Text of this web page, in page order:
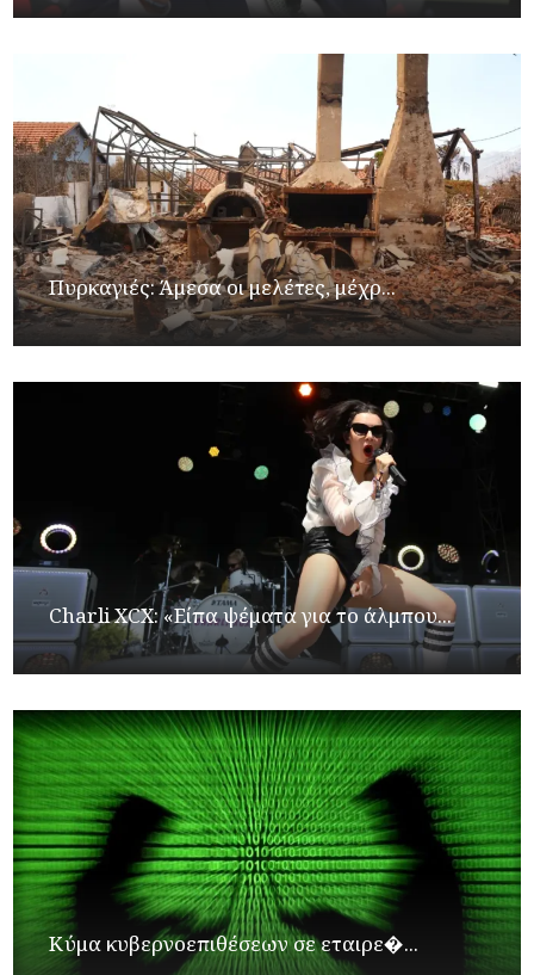
Πυρκαγιές: Άμεσα οι μελέτες, μέχρ...
Charli XCX: «Είπα ψέματα για το άλμπου...
Κύμα κυβερνοεπιθέσεων σε εταιρε�...